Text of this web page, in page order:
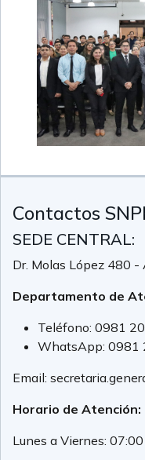
Contactos
SEDE CENTRAL:
Dr. Molas López 480 -
Departamento de
Teléfono: 0981
WhatsApp: 0981
Email:
Horario de Atención:
Lunes a Viernes: